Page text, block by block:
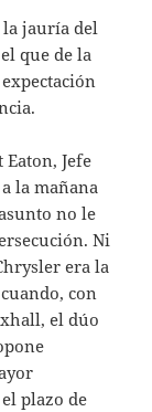
la jauría del
que de la
Jefe
la mañana
no le
Ni
era la
con
el dúo
plazo de